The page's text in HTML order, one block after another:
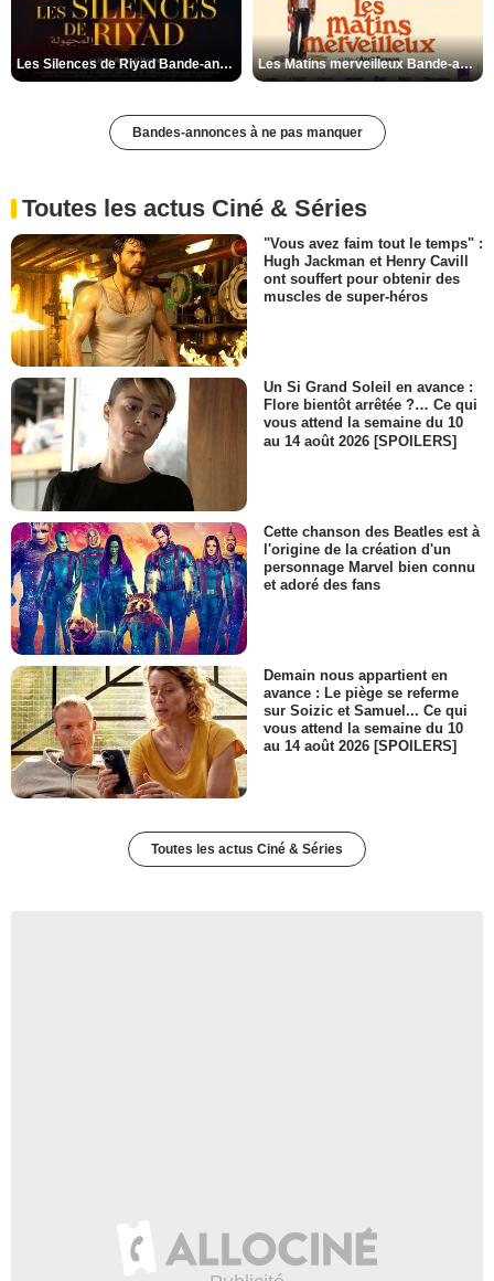
Les Silences de Riyad Bande-annonce VO STFR Les Matins merveilleux Bande-annonce VF
Bandes-annonces à ne pas manquer
Toutes les actus Ciné & Séries
"Vous avez faim tout le temps" :
Hugh Jackman et Henry Cavill
ont souffert pour obtenir des
muscles de super-héros
Un Si Grand Soleil en avance :
Flore bientôt arrêtée ?… Ce qui
vous attend la semaine du 10
au 14 août 2026 [SPOILERS]
Cette chanson des Beatles est à
l'origine de la création d'un
personnage Marvel bien connu
et adoré des fans
Demain nous appartient en
avance : Le piège se referme
sur Soizic et Samuel... Ce qui
vous attend la semaine du 10
au 14 août 2026 [SPOILERS]
Toutes les actus Ciné & Séries